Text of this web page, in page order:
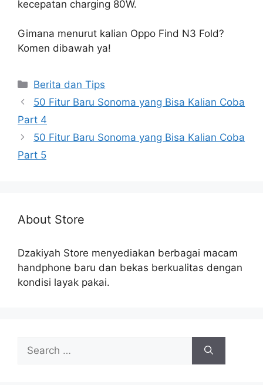
kecepatan charging 80W.
Gimana menurut kalian Oppo Find N3 Fold?
Komen dibawah ya!
Categories
Berita dan Tips
50 Fitur Baru Sonoma yang Bisa Kalian Coba
Part 4
50 Fitur Baru Sonoma yang Bisa Kalian Coba
Part 5
About Store
Dzakiyah Store menyediakan berbagai macam
handphone baru dan bekas berkualitas dengan
kondisi layak pakai.
Search
for: